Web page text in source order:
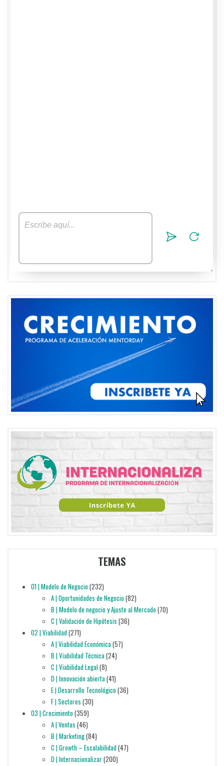
TEMAS
01 | Modelo de Negocio(232)
A | Oportunidades de Negocio(82)
B | Modelo de negocio y Ajuste al Mercado(70)
C | Validación de Hipótesis (36)
02 | Viabilidad(271)
A | Viabilidad Económica(57)
B | Viabilidad Técnica(24)
C | Viabilidad Legal(8)
D | Innovación abierta(41)
E | Desarrollo Tecnológico(36)
F | Sectores (30)
03 | Crecimiento(359)
A | Ventas (46)
B | Marketing(84)
C | Growth – Escalabilidad(47)
D | Internacionalizar(200)